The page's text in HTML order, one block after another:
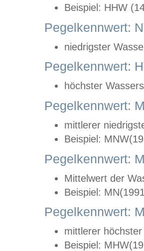
Beispiel: HHW
Pegelkennwert:
niedrigster
Pegelkennwert:
höchster
Pegelkennwert:
mittlerer
Beispiel:
Pegelkennwert:
Mittelwert der
Beispiel:
Pegelkennwert:
mittlerer
Beispiel: